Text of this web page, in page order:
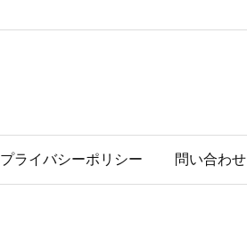
プライバシーポリシー 問い合わせ